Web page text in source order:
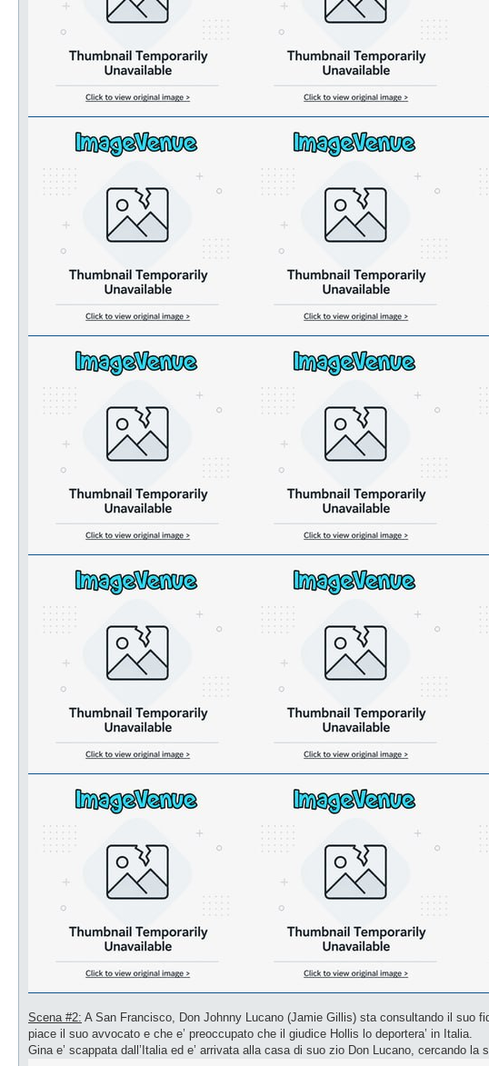
Scena #2: A San Francisco, Don Johnny Lucano (Jamie Gillis) sta consultando il suo
piace il suo avvocato e che e’ preoccupato che il giudice Hollis lo deportera’ in Italia.
Gina e’ scappata dall’Italia ed e’ arrivata alla casa di suo zio Don Lucano, cercando la